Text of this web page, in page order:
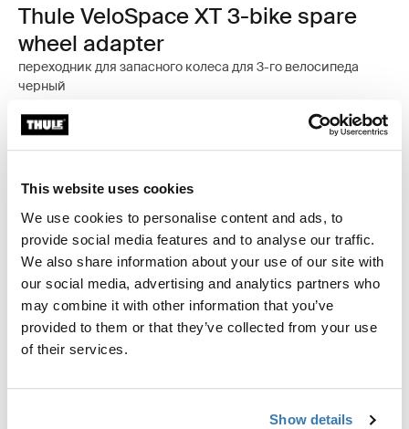
This website uses cookies
We use cookies to personalise content and ads, to
provide social media features and to analyse our traffic.
We also share information about your use of our site with
our social media, advertising and analytics partners who
may combine it with other information that you’ve
provided to them or that they’ve collected from your use
of their services.
Show details
Thule VeloSpace XT 3-bike spare
wheel adapter
переходник для запасного колеса для 3-го велосипеда
черный
Гарантия Thule
Найти в магазине
Переходник 9394 для фиксации Thule VeloSpace XT
3 на автомобилях с внешним запасным колесом.
Toggle techspec
Технические характеристики